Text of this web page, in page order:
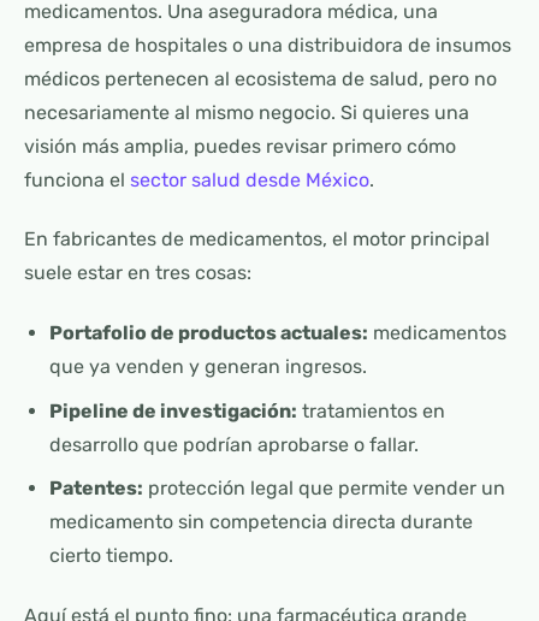
medicamentos. Una aseguradora médica, una
empresa de hospitales o una distribuidora de insumos
médicos pertenecen al ecosistema de salud, pero no
necesariamente al mismo negocio. Si quieres una
visión más amplia, puedes revisar primero cómo
funciona el sector salud desde México.
En fabricantes de medicamentos, el motor principal
suele estar en tres cosas:
Portafolio de productos actuales: medicamentos
que ya venden y generan ingresos.
Pipeline de investigación: tratamientos en
desarrollo que podrían aprobarse o fallar.
Patentes: protección legal que permite vender un
medicamento sin competencia directa durante
cierto tiempo.
Aquí está el punto fino: una farmacéutica grande